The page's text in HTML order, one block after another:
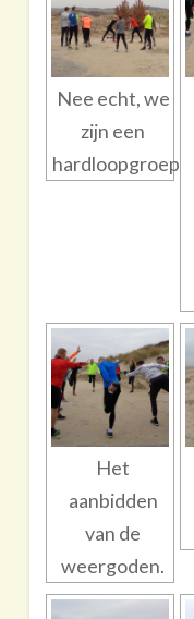
Nee echt, we
zijn een
hardloopgroep.
Het
aanbidden
van de
weergoden.